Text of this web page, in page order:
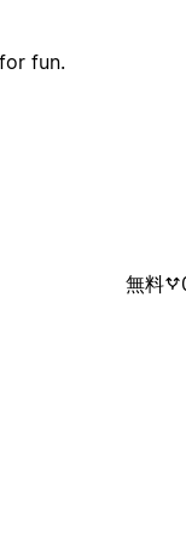
fun.
無料